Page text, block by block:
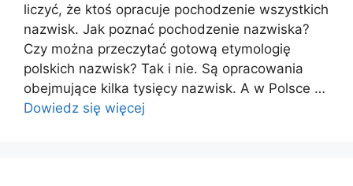
liczyć, że ktoś opracuje pochodzenie wszystkich
nazwisk. Jak poznać pochodzenie nazwiska?
Czy można przeczytać gotową etymologię
polskich nazwisk? Tak i nie. Są opracowania
obejmujące kilka tysięcy nazwisk. A w Polsce …
Dowiedz się więcej